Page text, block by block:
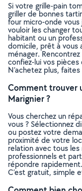
Si votre grille-pain
griller de bonnes
four micro-onde
vouloir les changer
habitant ou un
domicile, prêt à vous
ménager.
confiez-lui vos
N’achetez plus,
Comment trouver
Marignier ?
Vous cherchez un
vous ? Sélectionnez
ou postez votre
proximité de votre
relation avec tous
professionnels et
répondre rapidement.
C’est gratuit, simple